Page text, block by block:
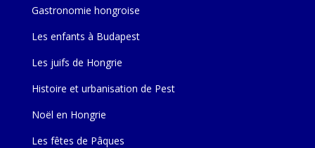
Gastronomie hongroise
Les enfants à Budapest
Les juifs de Hongrie
Histoire et urbanisation de Pest
Noël en Hongrie
Les fêtes de Pâques